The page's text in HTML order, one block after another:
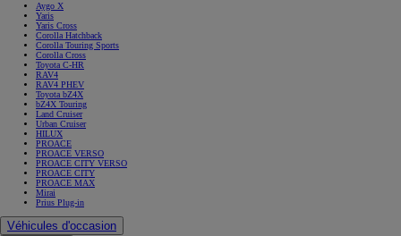
Aygo X
Yaris
Yaris Cross
Corolla Hatchback
Corolla Touring Sports
Corolla Cross
Toyota C-HR
RAV4
RAV4 PHEV
Toyota bZ4X
bZ4X Touring
Land Cruiser
Urban Cruiser
HILUX
PROACE
PROACE VERSO
PROACE CITY VERSO
PROACE CITY
PROACE MAX
Mirai
Prius Plug-in
Véhicules d'occasion